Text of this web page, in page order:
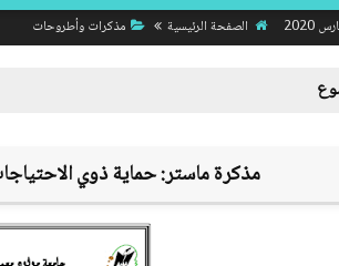
الصفحة الرئيسية مذكرات وأطروحات
مذكرة ماستر:حماية ذوي